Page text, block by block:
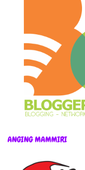
ANGING MAMMIRI